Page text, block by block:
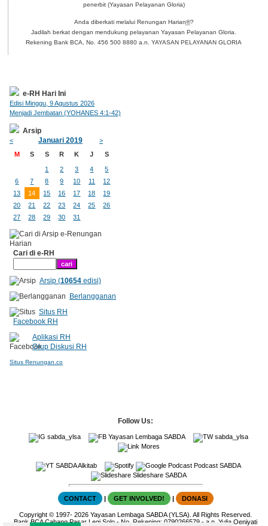
penerbit (Yayasan Pelayanan Gloria)
Anda diberkati melalui Renungan Harian®?
Jadilah berkat dengan mendukung pelayanan Yayasan Pelayanan Gloria.
Rekening Bank BCA, No. 456 500 8880 a.n. YAYASAN PELAYANAN GLORIA
e-RH Hari Ini
Edisi Minggu, 9 Agustus 2026
Menjadi Jembatan (YOHANES 4:1-42)
Arsip
< Januari 2019
>
M
S S R K J S
1 2 3 4
5
6
7 8 9 10 11
12
13
14 15 16 17 18
19
20
21 22 23 24 25
26
27
28 29 30 31
Cari di e-RH
Arsip (10654edisi)
Berlangganan
Situs RH
Facebook RH
Aplikasi RH
Grup Diskusi RH
Situs Renungan.co
Follow Us:
sabda_ylsa Yayasan Lembaga SABDA
sabda_ylsa
Mores
SABDA Alkitab
Podcast SABDA
Slideshare SABDA
CONTACT | GET INVOLVED! | DONASI
Copyright © 1997-2026Yayasan Lembaga SABDA (YLSA). All Rights Reserved.
Bank BCA Cabang Pasar Legi Solo - No. Rekening: 0790266579 - a.n. Yulia Oeniyati